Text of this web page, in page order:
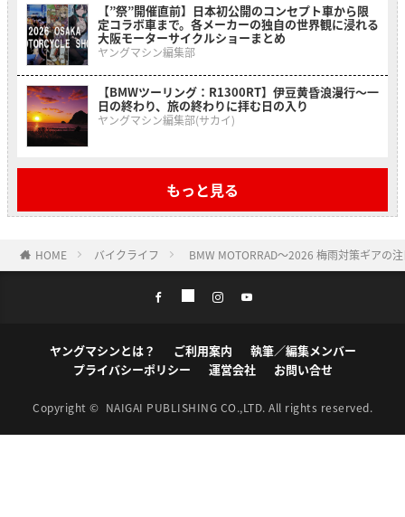
【”祭”開催直前】日本初公開のコンセプト車から限
定コラボ車まで。各メーカーの独自の世界観に浸れる
大阪モーターサイクルショーまとめ
ヤングマシン編集部
【BMWツーリング：R1300RT】伊豆黄昏浪漫行〜一
日の終わり、旅の終わりに拝む日の入り
ヤングマシン編集部(サカイ)
もっと見る
HOME バイクライフ BMW MOTORRAD〜2026 梅雨対策ギアの
ヤングマシンとは？ ご利用案内
執筆／編集メンバー
プライバシーポリシー
運営会社 お問い合せ
Copyright © NAIGAI PUBLISHING CO.,LTD. All rights reserved.